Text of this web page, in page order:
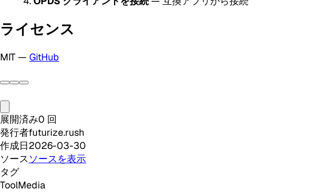
ライセンス
MIT — GitHub
展開済み0 回
発行者futurize.rush
作成日2026-03-30
ソースソースを表示
タグ
ToolMedia